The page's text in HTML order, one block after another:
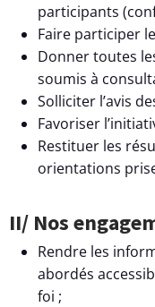
participants
Faire participer
Donner toutes
soumis à
Solliciter l’avis
Favoriser
Restituer les
orientations
II/ Nos
Rendre les
abordés
foi ;